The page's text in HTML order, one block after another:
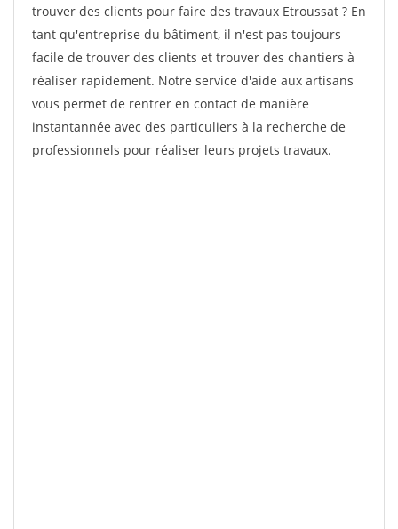
trouver des clients pour faire des travaux Etroussat ? En
tant qu'entreprise du bâtiment, il n'est pas toujours
facile de trouver des clients et trouver des chantiers à
réaliser rapidement. Notre service d'aide aux artisans
vous permet de rentrer en contact de manière
instantannée avec des particuliers à la recherche de
professionnels pour réaliser leurs projets travaux.